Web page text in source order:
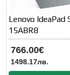
Lenovo IdeaPad
15ABR8
766.00€
1498.17лв.